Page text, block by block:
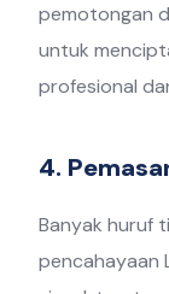
pemotongan
untuk
profesional
4.
Banyak huruf
pencahayaan